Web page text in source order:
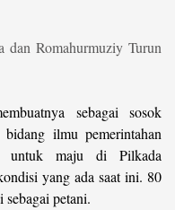
Romahurmuziy Turun
sebagai sosok
ilmu pemerintahan
untuk maju di Pilkada
yang ada saat ini. 80
sebagai petani.